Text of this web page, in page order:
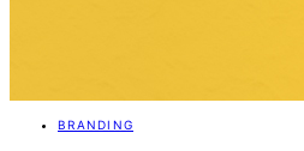
BRANDING